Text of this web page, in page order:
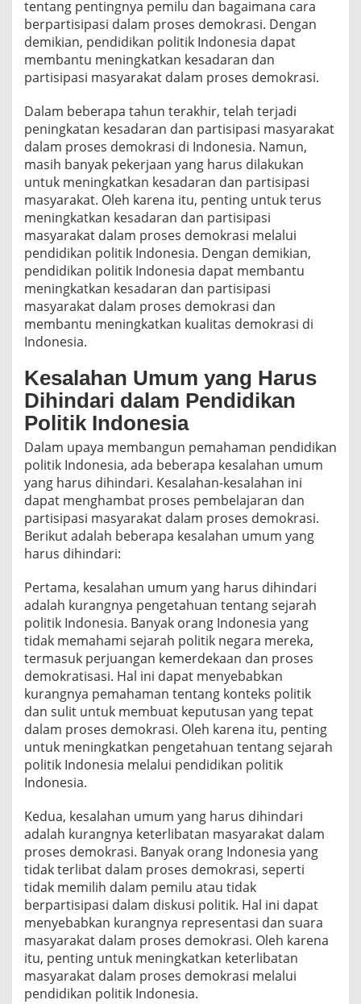
tentang pentingnya pemilu dan bagaimana cara
berpartisipasi dalam proses demokrasi. Dengan
demikian, pendidikan politik Indonesia dapat
membantu meningkatkan kesadaran dan
partisipasi masyarakat dalam proses demokrasi.
Dalam beberapa tahun terakhir, telah terjadi
peningkatan kesadaran dan partisipasi masyarakat
dalam proses demokrasi di Indonesia. Namun,
masih banyak pekerjaan yang harus dilakukan
untuk meningkatkan kesadaran dan partisipasi
masyarakat. Oleh karena itu, penting untuk terus
meningkatkan kesadaran dan partisipasi
masyarakat dalam proses demokrasi melalui
pendidikan politik Indonesia. Dengan demikian,
pendidikan politik Indonesia dapat membantu
meningkatkan kesadaran dan partisipasi
masyarakat dalam proses demokrasi dan
membantu meningkatkan kualitas demokrasi di
Indonesia.
Kesalahan Umum yang Harus
Dihindari dalam Pendidikan
Politik Indonesia
Dalam upaya membangun pemahaman pendidikan
politik Indonesia, ada beberapa kesalahan umum
yang harus dihindari. Kesalahan-kesalahan ini
dapat menghambat proses pembelajaran dan
partisipasi masyarakat dalam proses demokrasi.
Berikut adalah beberapa kesalahan umum yang
harus dihindari:
Pertama, kesalahan umum yang harus dihindari
adalah kurangnya pengetahuan tentang sejarah
politik Indonesia. Banyak orang Indonesia yang
tidak memahami sejarah politik negara mereka,
termasuk perjuangan kemerdekaan dan proses
demokratisasi. Hal ini dapat menyebabkan
kurangnya pemahaman tentang konteks politik
dan sulit untuk membuat keputusan yang tepat
dalam proses demokrasi. Oleh karena itu, penting
untuk meningkatkan pengetahuan tentang sejarah
politik Indonesia melalui pendidikan politik
Indonesia.
Kedua, kesalahan umum yang harus dihindari
adalah kurangnya keterlibatan masyarakat dalam
proses demokrasi. Banyak orang Indonesia yang
tidak terlibat dalam proses demokrasi, seperti
tidak memilih dalam pemilu atau tidak
berpartisipasi dalam diskusi politik. Hal ini dapat
menyebabkan kurangnya representasi dan suara
masyarakat dalam proses demokrasi. Oleh karena
itu, penting untuk meningkatkan keterlibatan
masyarakat dalam proses demokrasi melalui
pendidikan politik Indonesia.